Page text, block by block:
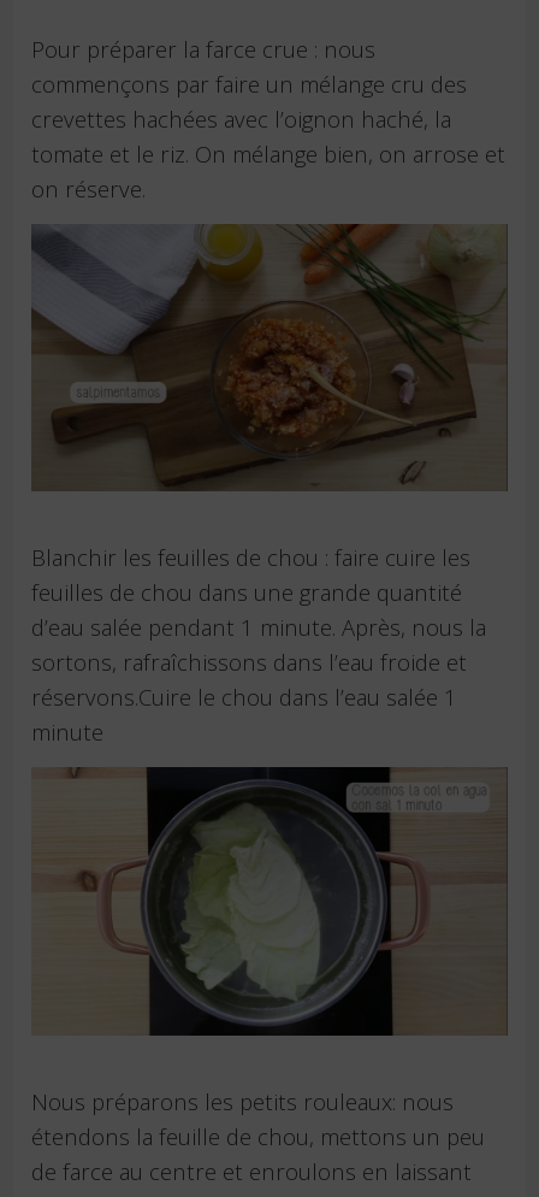
Pour préparer la farce crue : nous
commençons par faire un mélange cru des
crevettes hachées avec l’oignon haché, la
tomate et le riz. On mélange bien, on arrose et
on réserve.
Blanchir les feuilles de chou : faire cuire les
feuilles de chou dans une grande quantité
d’eau salée pendant 1 minute. Après, nous la
sortons, rafraîchissons dans l’eau froide et
réservons.Cuire le chou dans l’eau salée 1
minute
Nous préparons les petits rouleaux: nous
étendons la feuille de chou, mettons un peu
de farce au centre et enroulons en laissant